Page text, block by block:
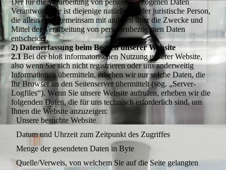
Der für die Verarbeitung von personenbezogenen Daten
Verantwortliche ist diejenige natürliche oder juristische Person,
die allein oder gemeinsam mit anderen über die Zwecke und
Mittel der Verarbeitung von personenbezogenen Daten
entscheidet.
2) Datenerfassung beim Besuch unserer Website
2.1Bei der bloß informatorischen Nutzung unserer Website,
also wenn Sie sich nicht registrieren oder uns anderweitig
Informationen übermitteln, erheben wir nur solche Daten, die
Ihr Browser an den Seitenserver übermittelt (sog. „Server-
Logfiles“). Wenn Sie unsere Website aufrufen, erheben wir die
folgenden Daten, die für uns technisch erforderlich sind, um
Ihnen die Website anzuzeigen:
Unsere besuchte Website
Datum und Uhrzeit zum Zeitpunkt des Zugriffes
Menge der gesendeten Daten in Byte
Quelle/Verweis, von welchem Sie auf die Seite gelangten